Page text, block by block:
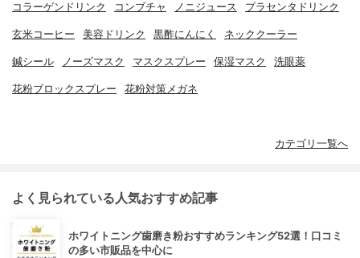
コラーゲンドリンク コンブチャ ノニジュース プラセンタドリンク
玄米コーヒー 美容ドリンク 黒酢にんにく ネッククーラー
鍼シール ノーズマスク マスクスプレー 保湿マスク 洗眼薬
花粉ブロックスプレー 花粉対策メガネ
カテゴリ一覧へ
よく見られている人気おすすめ記事
ホワイトニング歯磨き粉おすすめランキング52選！口コミ
の多い市販品を中心に